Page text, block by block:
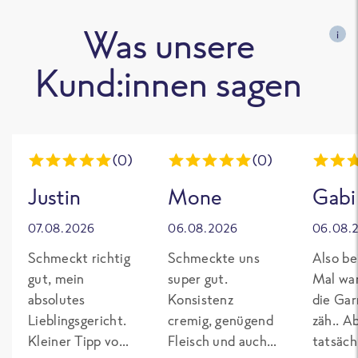
Was unsere
Kund:innen sagen
i
(0)
Justin
07.08.2026
Schmeckt richtig
gut, mein
absolutes
Lieblingsgericht.
Kleiner Tipp von
(0)
Mone
06.08.2026
Schmeckte uns
super gut.
Konsistenz
cremig, genügend
Fleisch und auch
Gabi
Also
Mal
die
zäh..